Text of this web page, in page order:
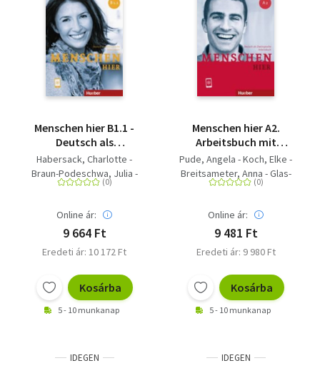
Menschen hier B1.1 -
Deutsch als
Zweitsprache / Paket:
Kursbuch Menschen
und Arbeitsbuch
Audios online
Habersack, Charlotte -
Braun-Podeschwa, Julia -
Breitsameter, Anna - Pude,
Peters, Sabine
Online ár:
9 664 Ft
Eredeti ár: 10 172 Ft
Kosárba
5 - 10 munkanap
Menschen hier A2.
Arbeitsbuch mit
Audios online -
Deutsch als
Zweitsprache
Pude, Angela - Koch, Elke -
Breitsameter, Anna - Glas-
Peters, Sabine
Online ár:
9 481 Ft
Eredeti ár: 9 980 Ft
Kosárba
5 - 10 munkanap
IDEGEN IDEGEN